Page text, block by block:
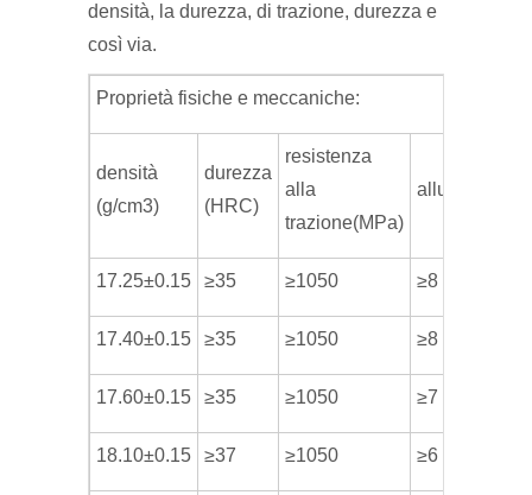
densità, la durezza, di trazione, durezza e
così via.
Proprietà fisiche e meccaniche:
densità
(g/cm3)
durezza
(HRC)
resistenza
alla
trazione(MPa)
17.25±0.15 ≥35 ≥1050 ≥8
17.40±0.15 ≥35 ≥1050 ≥8
17.60±0.15 ≥35 ≥1050 ≥7
18.10±0.15 ≥37 ≥1050 ≥6